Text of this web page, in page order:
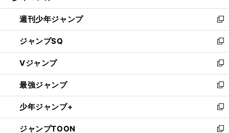
開
く
週刊少年ジャンプ
新
し
い
ウ
ィ
ン
ド
ウ
で
開
く
ジャンプSQ
新
し
い
ウ
ィ
ン
ド
ウ
で
Vジャンプ
新
し
い
ウ
ィ
ン
ド
最強ジャンプ
新
し
い
ウ
ィ
少年ジャンプ+
新
し
い
ジャンプTOON
新